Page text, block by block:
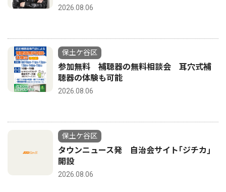
2026.08.06
保土ケ谷区
参加無料 補聴器の無料相談会 耳穴式補
聴器の体験も可能
2026.08.06
保土ケ谷区
タウンニュース発 自治会サイト｢ジチカ｣
開設
2026.08.06